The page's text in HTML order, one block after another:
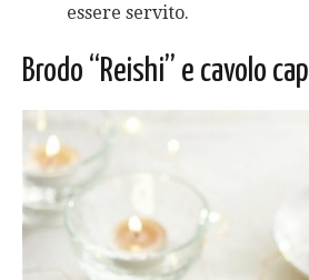
essere servito.
Brodo “Reishi” e cavolo